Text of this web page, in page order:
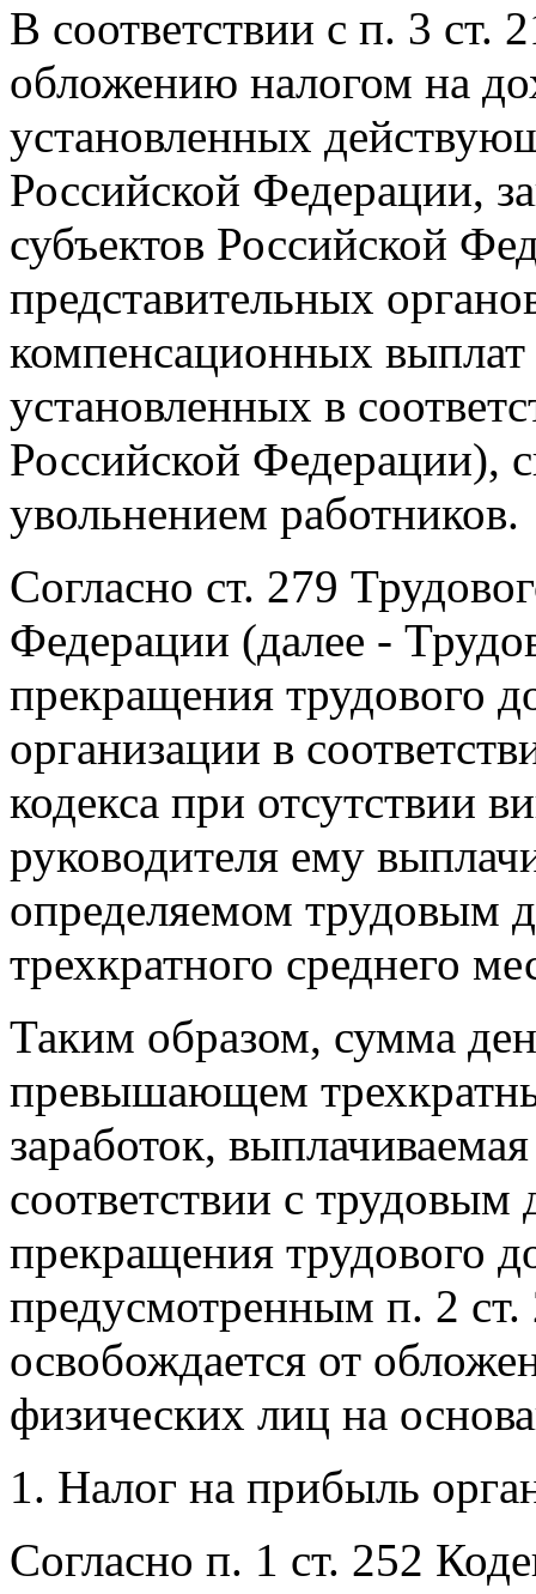
В соответствии с п. 3 ст.
обложению налогом на
установленных
Российской Федерации,
субъектов Российской
представительных
компенсационных
установленных в
Российской Федерации),
увольнением работников.
Согласно ст. 279
Федерации (далее -
прекращения трудового
организации в
кодекса при отсутствии
руководителя ему
определяемом трудовым
трехкратного среднего
Таким образом, сумма
превышающем
заработок,
соответствии с трудовым
прекращения трудового
предусмотренным п. 2 ст.
освобождается от
физических лиц на
Налог на прибыль
Согласно п. 1 ст. 252